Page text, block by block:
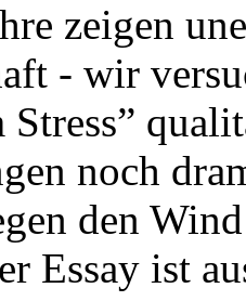
zeigen
- wir
Stress”
noch
den
Essay ist